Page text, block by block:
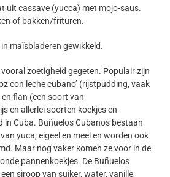
uit cassave (yucca) met mojo-saus.
of bakken/frituren.
maïsbladeren gewikkeld.
zoetigheid gegeten. Populair zijn
con leche cubano’ (rijstpudding, vaak
flan (een soort van
en allerlei soorten koekjes en
in Cuba. Buñuelos Cubanos bestaan
yuca, eigeel en meel en worden ook
Maar nog vaker komen ze voor in de
pannenkoekjes. De Buñuelos
siroop van suiker, water, vanille,